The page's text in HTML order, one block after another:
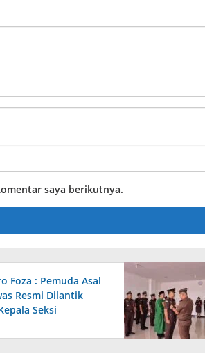
saya berikutnya.
Foza : Pemuda Asal
Resmi Dilantik
Seksi
Barang Bukti